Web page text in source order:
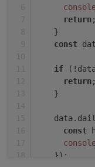
return;
    }
const
if
return;
    }
    data.
const
    });